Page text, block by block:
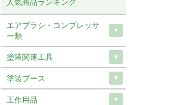
人気商品ランキング
エアブラシ・コンプレッサ
ー類
塗装関連工具
塗装ブース
工作用品